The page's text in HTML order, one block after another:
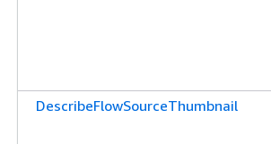
DescribeFlowSourceThumbnail